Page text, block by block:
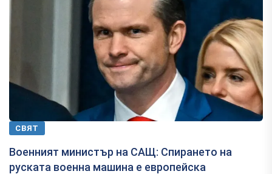
СВЯТ
Военният министър на САЩ: Спирането на
руската военна машина е европейска